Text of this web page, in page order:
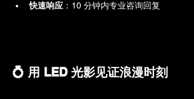
快速响应 ：10 分钟内专业咨询回复
💍 用 LED 光影见证浪漫时刻